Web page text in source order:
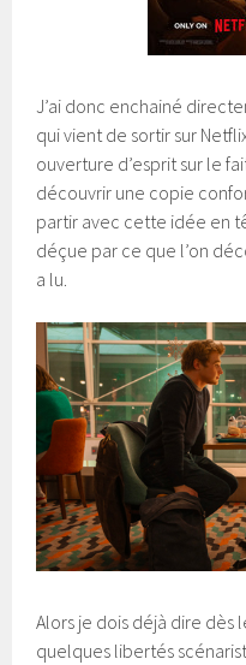
J’ai donc enchainé
qui vient de sortir sur
ouverture d’esprit sur le
découvrir une copie
partir avec cette idée en
déçue par ce que l’on
a lu.
Alors je dois déjà dire dès
quelques libertés